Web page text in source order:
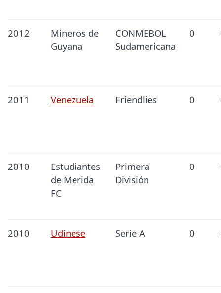
2012
Mineros de
Guyana
CONMEBOL
Sudamericana
0
2011 Venezuela Friendlies 0
2010
Estudiantes
de Merida
FC
Primera
División
0
2010 Udinese Serie A 0